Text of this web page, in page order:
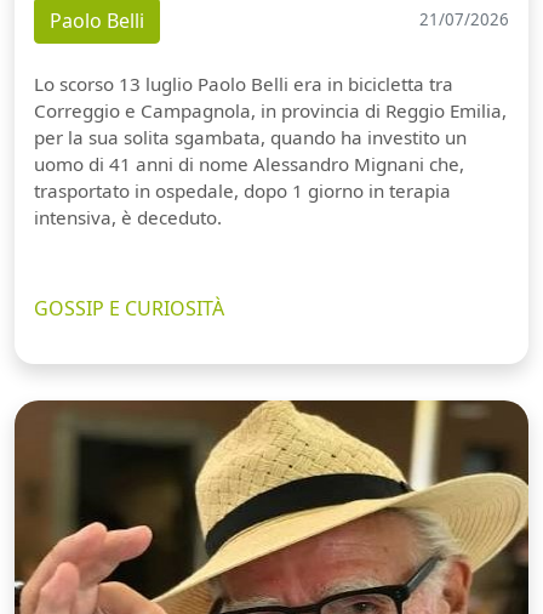
Paolo Belli 21/07/2026
Lo scorso 13 luglio Paolo Belli era in bicicletta tra
Correggio e Campagnola, in provincia di Reggio Emilia,
per la sua solita sgambata, quando ha investito un
uomo di 41 anni di nome Alessandro Mignani che,
trasportato in ospedale, dopo 1 giorno in terapia
intensiva, è deceduto.
GOSSIP E CURIOSITÀ